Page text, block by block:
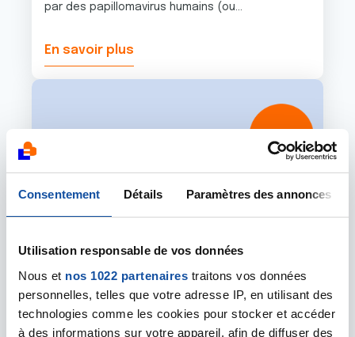
Consentement Détails Paramètres des annonces
Utilisation responsable de vos données
Nous et nos 1022 partenaires traitons vos données
personnelles, telles que votre adresse IP, en utilisant des
technologies comme les cookies pour stocker et accéder
à des informations sur votre appareil, afin de diffuser des
par des papillomavirus humains (ou...
En savoir plus
Image
23 SEPTEMBRE 2025